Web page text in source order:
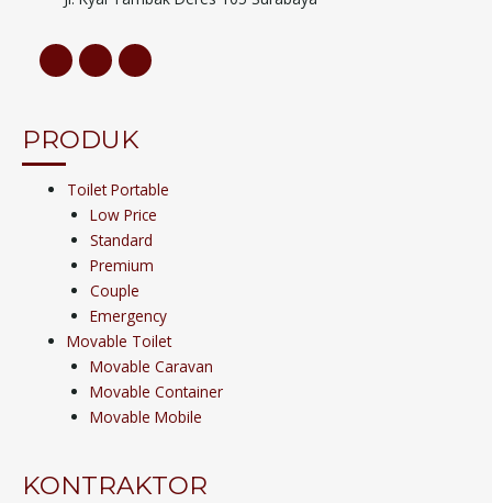
PRODUK
Toilet Portable
Low Price
Standard
Premium
Couple
Emergency
Movable Toilet
Movable Caravan
Movable Container
Movable Mobile
KONTRAKTOR